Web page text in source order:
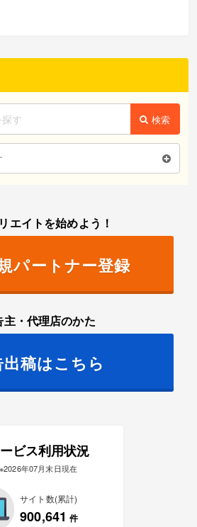
検索
エイトを始めよう！
パートナー登録
主・代理店のかた
出稿はこちら
ビス利用状況
※2026年07月末日現在
サイト数(累計)
900,641 件